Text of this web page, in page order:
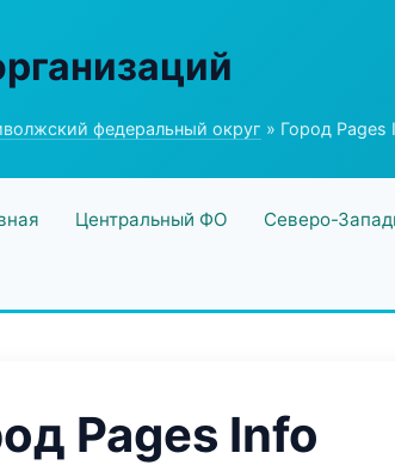
федеральный округ » Город Pages
Центральный ФО Северо-
Pages Info